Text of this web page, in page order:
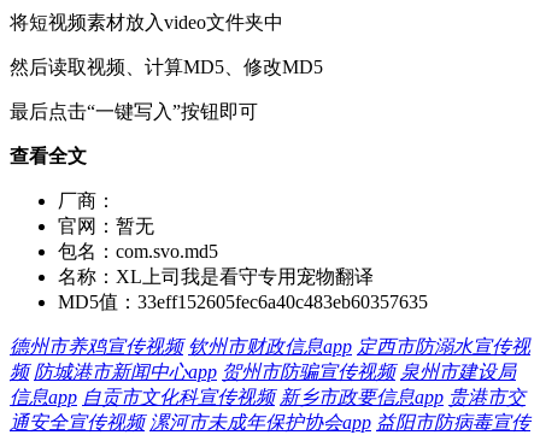
将短视频素材放入video文件夹中
然后读取视频、计算MD5、修改MD5
最后点击“一键写入”按钮即可
查看全文
厂商：
官网： 暂无
包名： com.svo.md5
名称： XL上司我是看守专用宠物翻译
MD5值： 33eff152605fec6a40c483eb60357635
德州市养鸡宣传视频 钦州市财政信息app 定西市防溺水宣传视
频 防城港市新闻中心app 贺州市防骗宣传视频 泉州市建设局
信息app 自贡市文化科宣传视频 新乡市政要信息app 贵港市交
通安全宣传视频 漯河市未成年保护协会app 益阳市防病毒宣传